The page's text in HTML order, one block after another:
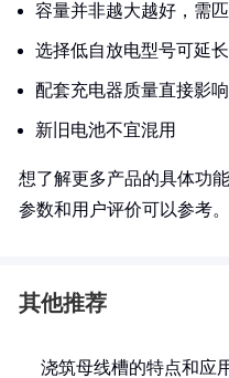
容量并非越大越好，需
选择低自放电型号可延
配套充电器质量直接影
新旧电池不宜混用
想了解更多产品的具体功
参数和用户评价可以参考
其他推荐
浇筑母线槽的特点和应